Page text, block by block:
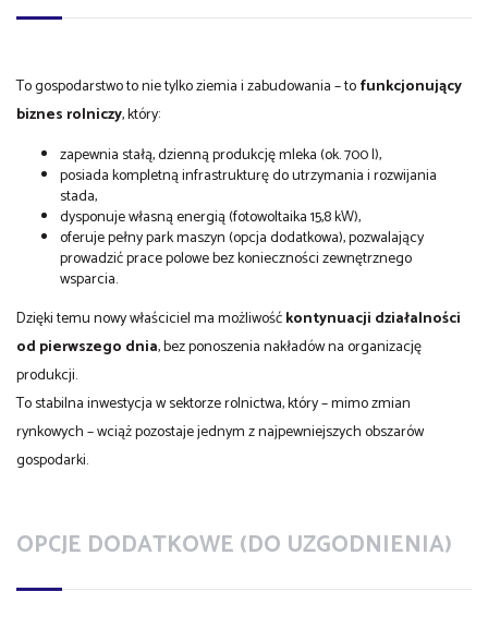
To gospodarstwo to nie tylko ziemia i zabudowania – tofunkcjonujący
biznes rolniczy, który:
zapewnia stałą, dzienną produkcję mleka (ok. 700 l),
posiada kompletną infrastrukturę do utrzymania i rozwijania
stada,
dysponuje własną energią (fotowoltaika 15,8 kW),
oferuje pełny park maszyn (opcja dodatkowa), pozwalający
prowadzić prace polowe bez konieczności zewnętrznego
wsparcia.
Dzięki temu nowy właściciel ma możliwośćkontynuacji działalności
od pierwszego dnia, bez ponoszenia nakładów na organizację
produkcji.
To stabilna inwestycja w sektorze rolnictwa, który – mimo zmian
rynkowych – wciąż pozostaje jednym z najpewniejszych obszarów
gospodarki.
OPCJE DODATKOWE (DO UZGODNIENIA)